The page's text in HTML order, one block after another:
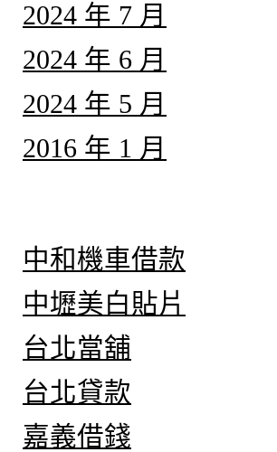
2024 年 7 月
2024 年 6 月
2024 年 5 月
2016 年 1 月
中和機車借款
中壢美白貼片
台北當舖
台北貸款
嘉義借錢